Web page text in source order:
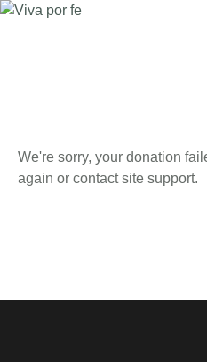
We're sorry, your donation
again or contact site support.